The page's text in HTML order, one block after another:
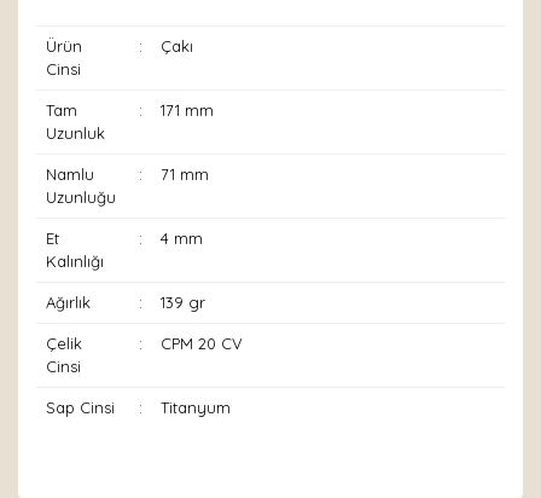
Ürün
Cinsi
: Çakı
Tam
Uzunluk
: 171 mm
Namlu
Uzunluğu
: 71 mm
Et
Kalınlığı
: 4 mm
Ağırlık : 139 gr
Çelik
Cinsi
: CPM 20 CV
Sap Cinsi : Titanyum